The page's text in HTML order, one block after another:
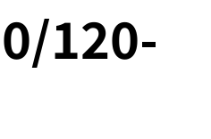
120-